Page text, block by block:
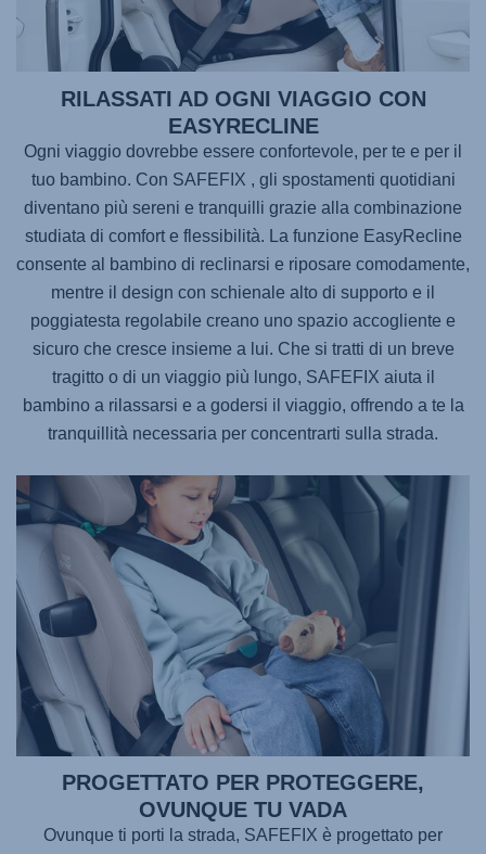
RILASSATI AD OGNI VIAGGIO CON
EASYRECLINE
Ogni viaggio dovrebbe essere confortevole, per te e per il
tuo bambino. Con SAFEFIX , gli spostamenti quotidiani
diventano più sereni e tranquilli grazie alla combinazione
studiata di comfort e flessibilità. La funzione EasyRecline
consente al bambino di reclinarsi e riposare comodamente,
mentre il design con schienale alto di supporto e il
poggiatesta regolabile creano uno spazio accogliente e
sicuro che cresce insieme a lui. Che si tratti di un breve
tragitto o di un viaggio più lungo, SAFEFIX aiuta il
bambino a rilassarsi e a godersi il viaggio, offrendo a te la
tranquillità necessaria per concentrarti sulla strada.
PROGETTATO PER PROTEGGERE,
OVUNQUE TU VADA
Ovunque ti porti la strada, SAFEFIX è progettato per